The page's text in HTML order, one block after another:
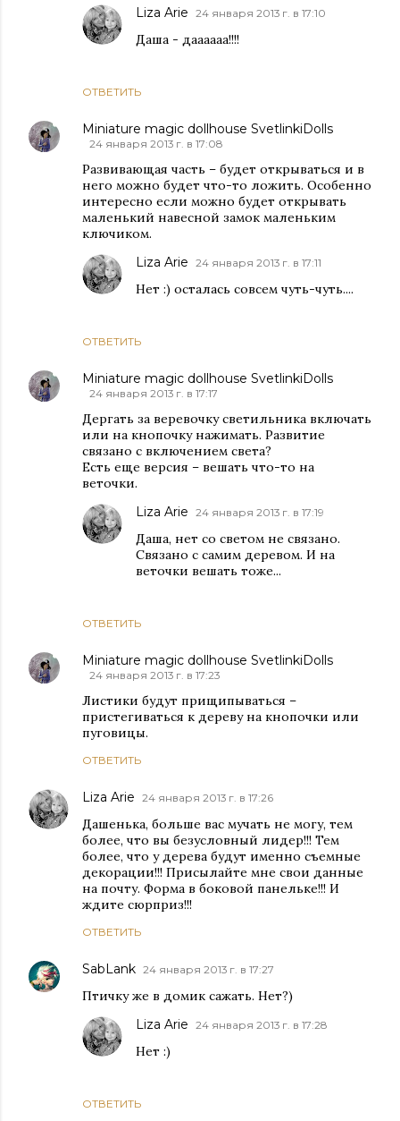
ОТВЕТИТЬ
Liza Arie 24 января 2013 г. в 17:10
Даша - даааааа!!!!
Miniature magic dollhouse SvetlinkiDolls
24 января 2013 г. в 17:08
Развивающая часть – будет открываться и в
него можно будет что-то ложить. Особенно
интересно если можно будет открывать
маленький навесной замок маленьким
ключиком.
ОТВЕТИТЬ
Liza Arie 24 января 2013 г. в 17:11
Нет :) осталась совсем чуть-чуть....
Miniature magic dollhouse SvetlinkiDolls
24 января 2013 г. в 17:17
Дергать за веревочку светильника включать
или на кнопочку нажимать. Развитие
связано с включением света?
Есть еще версия – вешать что-то на
веточки.
ОТВЕТИТЬ
Liza Arie 24 января 2013 г. в 17:19
Даша, нет со светом не связано.
Связано с самим деревом. И на
веточки вешать тоже...
Miniature magic dollhouse SvetlinkiDolls
24 января 2013 г. в 17:23
Листики будут прищипываться –
пристегиваться к дереву на кнопочки или
пуговицы.
ОТВЕТИТЬ
Liza Arie 24 января 2013 г. в 17:26
Дашенька, больше вас мучать не могу, тем
более, что вы безусловный лидер!!! Тем
более, что у дерева будут именно съемные
декорации!!! Присылайте мне свои данные
на почту. Форма в боковой панельке!!! И
ждите сюрприз!!!
ОТВЕТИТЬ
SabLank 24 января 2013 г. в 17:27
Птичку же в домик сажать. Нет?)
ОТВЕТИТЬ
Liza Arie 24 января 2013 г. в 17:28
Нет :)